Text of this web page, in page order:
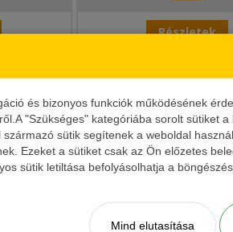
és bizonyos funkciók működésének
"Szükséges" kategóriába sorolt sütiket
származó sütik segítenek a weboldal
Ezeket a sütiket csak az Ön előzetes
sütik letiltása befolyásolhatja a
Mind elutasítása
Részletek
SERIE 0.6
MAVER KATANA 1115